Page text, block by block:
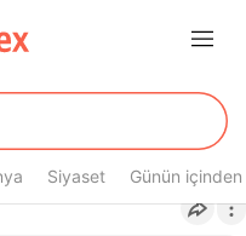
Siyaset Günün içinden